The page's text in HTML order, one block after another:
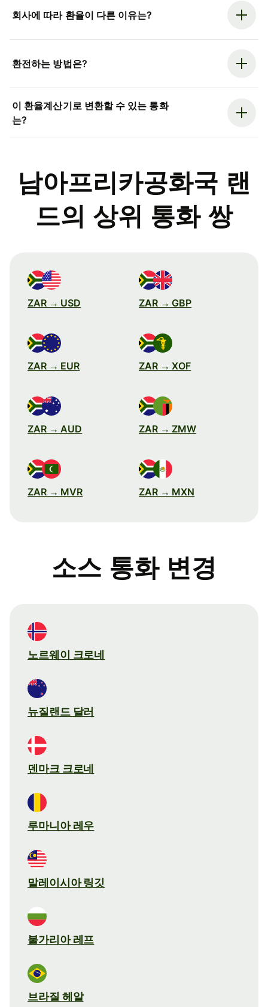
회사에 따라 환율이 다른 이유는?
환전하는 방법은?
이 환율계산기로 변환할 수 있는 통화
는?
남아프리카공화국 랜
드의 상위 통화 쌍
ZAR → USD ZAR → GBP
ZAR → EUR ZAR → XOF
ZAR → AUD ZAR → ZMW
ZAR → MVR ZAR → MXN
소스 통화 변경
노르웨이 크로네
뉴질랜드 달러
덴마크 크로네
루마니아 레우
말레이시아 링깃
불가리아 레프
브라질 헤알